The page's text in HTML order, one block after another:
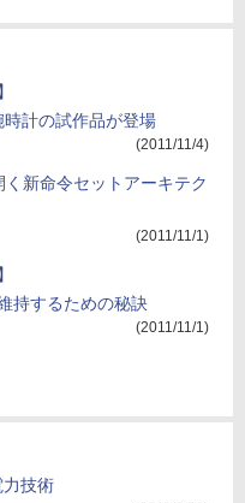
計の試作品が登場
(2011/11/4)
新命令セットアーキテク
(2011/11/1)
持するための秘訣
(2011/11/1)
技術